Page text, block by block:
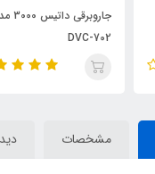
جاروبرقی
DVC-702
مشخصات